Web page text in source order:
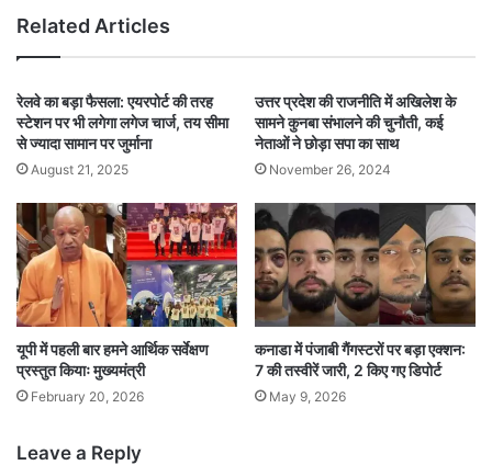
Related Articles
रेलवे का बड़ा फैसला: एयरपोर्ट की तरह
स्टेशन पर भी लगेगा लगेज चार्ज, तय सीमा
से ज्यादा सामान पर जुर्माना
August 21, 2025
उत्तर प्रदेश की राजनीति में अखिलेश के
सामने कुनबा संभालने की चुनौती, कई
नेताओं ने छोड़ा सपा का साथ
November 26, 2024
यूपी में पहली बार हमने आर्थिक सर्वेक्षण
प्रस्तुत कियाः मुख्यमंत्री
February 20, 2026
कनाडा में पंजाबी गैंगस्टरों पर बड़ा एक्शन:
7 की तस्वीरें जारी, 2 किए गए डिपोर्ट
May 9, 2026
Leave a Reply